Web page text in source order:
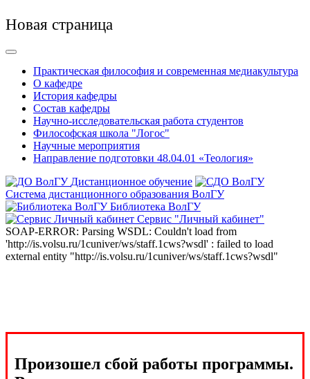
Новая страница
Практическая философия и современная медиакультура
О кафедре
История кафедры
Состав кафедры
Научно-исследовательская работа студентов
Философская школа "Логос"
Научные мероприятия
Направление подготовки 48.04.01 «Теология»
Дистанционное обучение
Система дистанционного образования ВолГУ
Библиотека ВолГУ
Сервис "Личный кабинет"
SOAP-ERROR: Parsing WSDL: Couldn't load from
'http://is.volsu.ru/1cuniver/ws/staff.1cws?wsdl' : failed to load
external entity "http://is.volsu.ru/1cuniver/ws/staff.1cws?wsdl"
Произошел сбой работы программы.